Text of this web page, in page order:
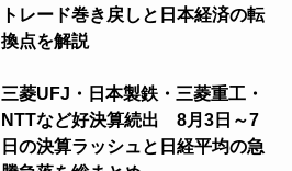
トレード巻き戻しと日本経済の転
換点を解説
三菱UFJ・日本製鉄・三菱重工・
NTTなど好決算続出 8月3日～7
日の決算ラッシュと日経平均の急